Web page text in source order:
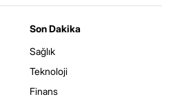
Son Dakika
Sağlık
Teknoloji
Finans